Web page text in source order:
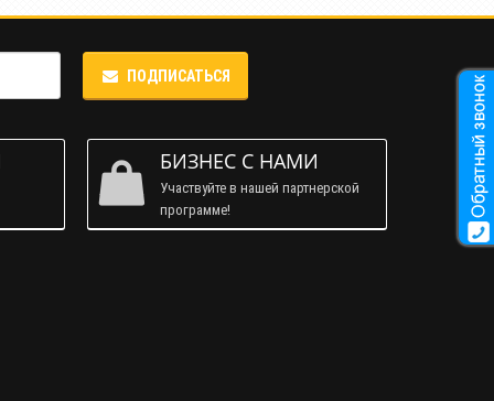
ПОДПИСАТЬСЯ
БИЗНЕС С НАМИ
Участвуйте в нашей партнерской
программе!